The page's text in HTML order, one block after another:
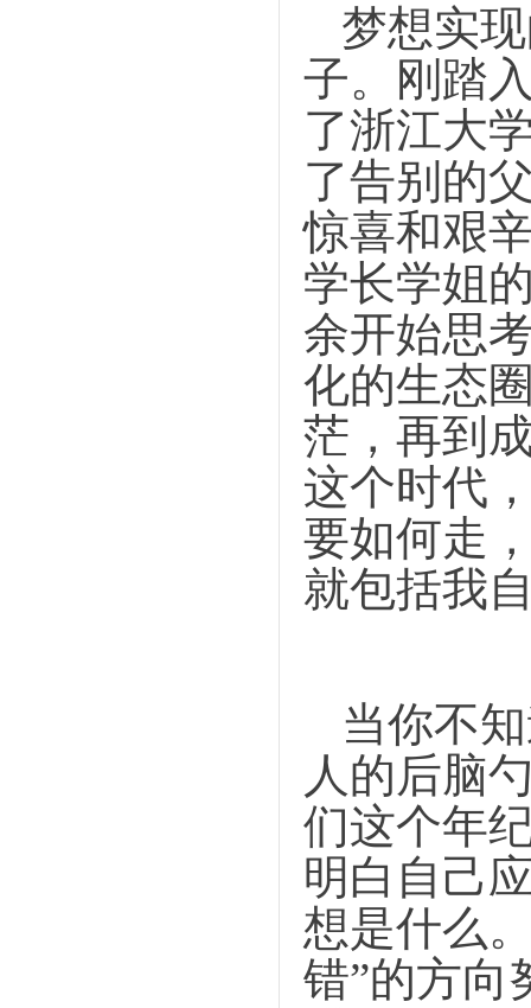
梦想实
子。刚踏
了浙江大
了告别的
惊喜和艰
学长学姐
余开始思
化的生态
茫，再到
这个时代
要如何走
就包括我
当你不
人的后脑
们这个年
明白自己
想是什么
错”的方向